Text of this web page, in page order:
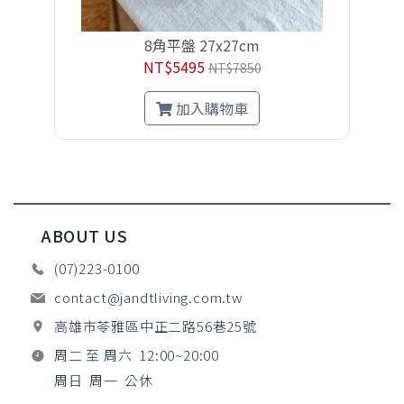
8角平盤 27x27cm
NT$5495NT$7850
加入購物車
ABOUT US
(07)223-0100
contact@jandtliving.com.tw
高雄市苓雅區中正二路56巷25號
周二 至 周六 12:00~20:00
周日 周一 公休